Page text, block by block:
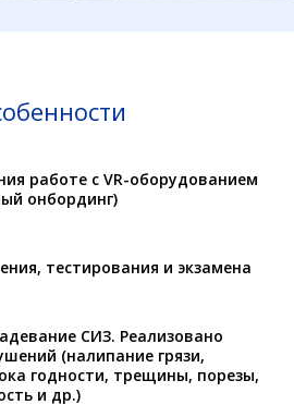
работе с VR-оборудованием
онбординг)
тестирования и экзамена
СИЗ. Реализовано
(налипание грязи,
годности, трещины, порезы,
и др.)